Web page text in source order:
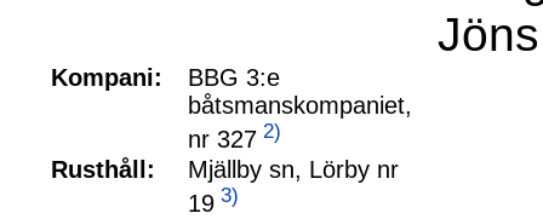
Kompani:
BBG 3:e
båtsmanskompaniet,
nr 327 2)
Rusthåll:
Mjällby sn, Lörby nr
19 3)